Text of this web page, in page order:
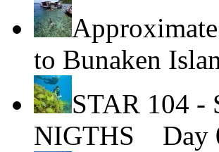
to Bunaken
STAR 104 -
NIGTHS Day